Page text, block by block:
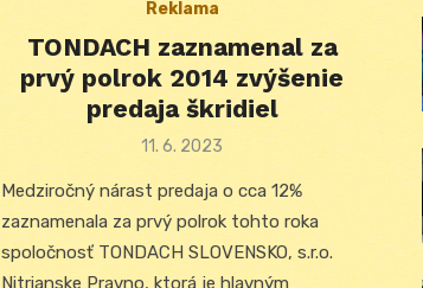
Reklama
TONDACH zaznamenal za
prvý polrok 2014 zvýšenie
predaja škridiel
Posted
11. 6. 2023
Medziročný nárast predaja o cca 12%
zaznamenala za prvý polrok tohto roka
spoločnosť TONDACH SLOVENSKO, s.r.o.
Nitrianske Pravno, ktorá je hlavným